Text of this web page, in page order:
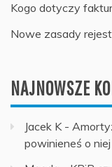
Kogo dotyczy
Nowe zasady
NAJNOWSZE
Jacek K-
powinieneś o